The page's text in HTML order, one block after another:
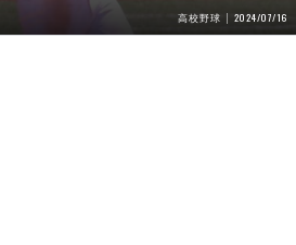
高校野球 2024/07/16